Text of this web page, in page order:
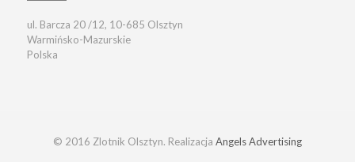
ul. Barcza 20 /12, 10-685 Olsztyn
Warmińsko-Mazurskie
Polska
© 2016 Zlotnik Olsztyn. Realizacja Angels Advertising